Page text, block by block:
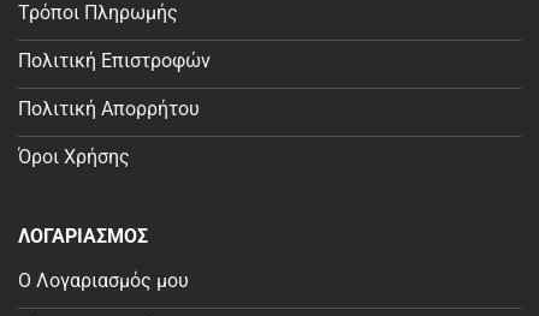
Τρόποι Πληρωμής
Πολιτική Επιστροφών
Πολιτική Απορρήτου
Όροι Χρήσης
ΛΟΓΑΡΙΑΣΜΟΣ
Ο Λογαριασμός μου